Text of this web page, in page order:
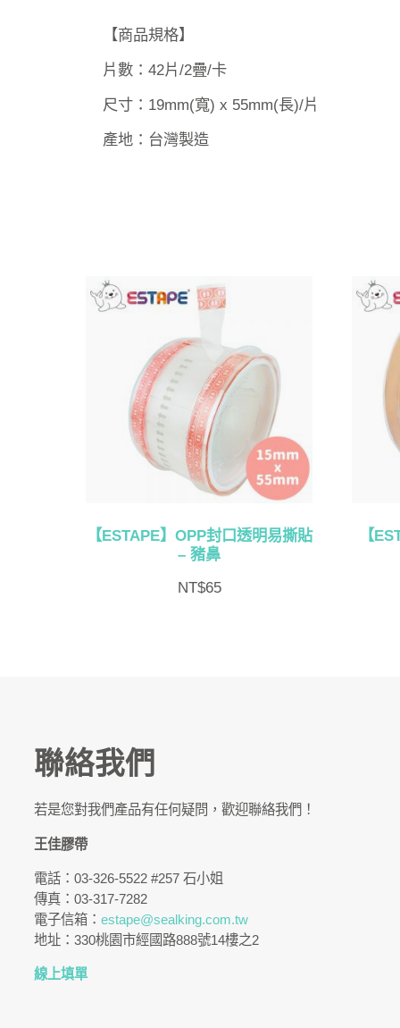
【商品規格】
片數：42片/2疊/卡
尺寸：19mm(寬) x 55mm(長)/片
產地：台灣製造
【ESTAPE】OPP封口透明易撕貼
– 豬鼻
NT$65
【
聯絡我們
若是您對我們產品有任何疑問，歡迎聯絡我們！
王佳膠帶
電話：03-326-5522 #257 石小姐
傳真：03-317-7282
電子信箱：estape@sealking.com.tw
地址：330桃園市經國路888號14樓之2
線上填單